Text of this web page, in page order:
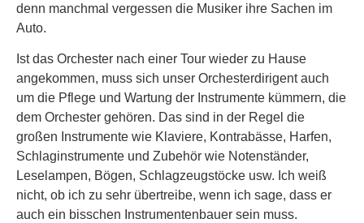
denn manchmal vergessen die Musiker ihre Sachen im
Auto.
Ist das Orchester nach einer Tour wieder zu Hause
angekommen, muss sich unser Orchesterdirigent auch
um die Pflege und Wartung der Instrumente kümmern, die
dem Orchester gehören. Das sind in der Regel die
großen Instrumente wie Klaviere, Kontrabässe, Harfen,
Schlaginstrumente und Zubehör wie Notenständer,
Leselampen, Bögen, Schlagzeugstöcke usw. Ich weiß
nicht, ob ich zu sehr übertreibe, wenn ich sage, dass er
auch ein bisschen Instrumentenbauer sein muss.